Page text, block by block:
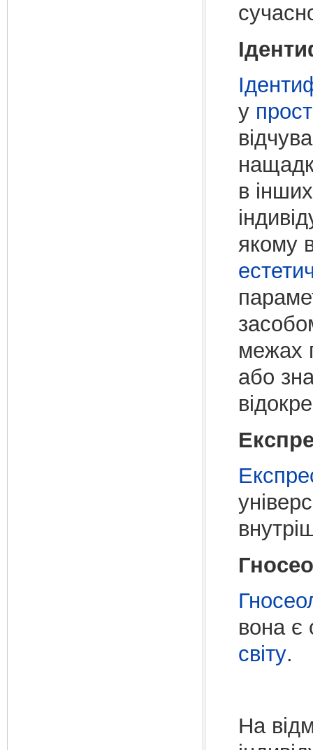
у
в
якому
межах
або
вона є
світу.
На